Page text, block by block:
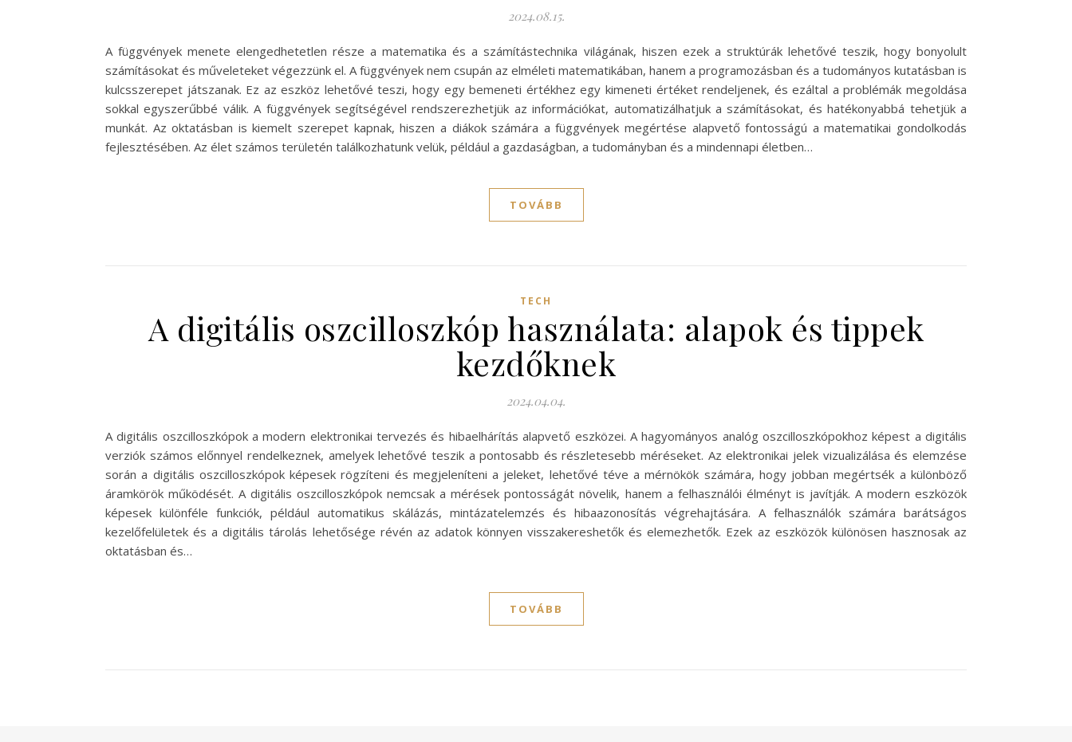
2024.08.15.
A függvények menete elengedhetetlen része a matematika és a számítástechnika világának, hiszen ezek a struktúrák lehetővé teszik, hogy bonyolult
számításokat és műveleteket végezzünk el. A függvények nem csupán az elméleti matematikában, hanem a programozásban és a tudományos kutatásban is
kulcsszerepet játszanak. Ez az eszköz lehetővé teszi, hogy egy bemeneti értékhez egy kimeneti értéket rendeljenek, és ezáltal a problémák megoldása
sokkal egyszerűbbé válik. A függvények segítségével rendszerezhetjük az információkat, automatizálhatjuk a számításokat, és hatékonyabbá tehetjük a
munkát. Az oktatásban is kiemelt szerepet kapnak, hiszen a diákok számára a függvények megértése alapvető fontosságú a matematikai gondolkodás
fejlesztésében. Az élet számos területén találkozhatunk velük, például a gazdaságban, a tudományban és a mindennapi életben…
TOVÁBB
TECH
A digitális oszcilloszkóp használata: alapok és tippek
kezdőknek
2024.04.04.
A digitális oszcilloszkópok a modern elektronikai tervezés és hibaelhárítás alapvető eszközei. A hagyományos analóg oszcilloszkópokhoz képest a digitális
verziók számos előnnyel rendelkeznek, amelyek lehetővé teszik a pontosabb és részletesebb méréseket. Az elektronikai jelek vizualizálása és elemzése
során a digitális oszcilloszkópok képesek rögzíteni és megjeleníteni a jeleket, lehetővé téve a mérnökök számára, hogy jobban megértsék a különböző
áramkörök működését. A digitális oszcilloszkópok nemcsak a mérések pontosságát növelik, hanem a felhasználói élményt is javítják. A modern eszközök
képesek különféle funkciók, például automatikus skálázás, mintázatelemzés és hibaazonosítás végrehajtására. A felhasználók számára barátságos
kezelőfelületek és a digitális tárolás lehetősége révén az adatok könnyen visszakereshetők és elemezhetők. Ezek az eszközök különösen hasznosak az
oktatásban és…
TOVÁBB